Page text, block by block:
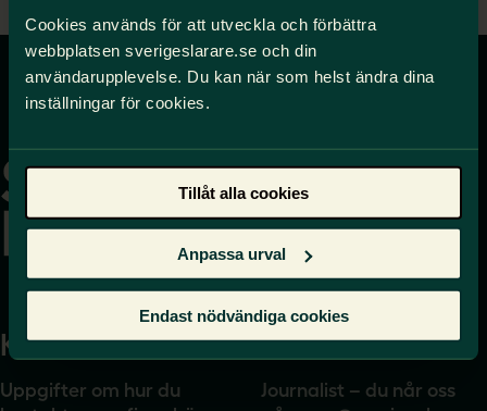
Cookies används för att utveckla och förbättra
webbplatsen sverigeslarare.se och din
användarupplevelse. Du kan när som helst ändra dina
inställningar för cookies.
Tillåt alla cookies
Anpassa urval
Endast nödvändiga cookies
startsidan
Kontakta
Uppgifter om hur du
Press
Journalist – du når oss